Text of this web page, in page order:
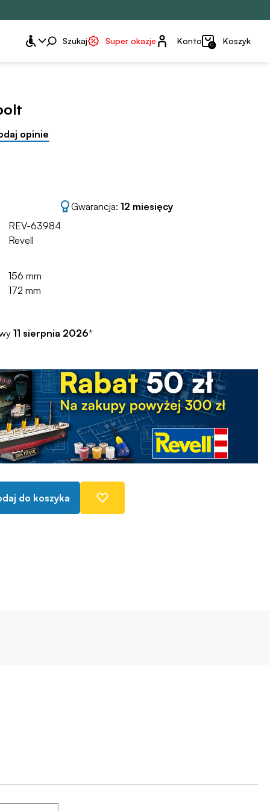
Szukaj Super okazje Konto
Konto 0 Koszyk
opinie
Gwarancja: 12 miesięcy
REV-63984
Revell
156 mm
172 mm
11 sierpnia 2026*
do koszyka